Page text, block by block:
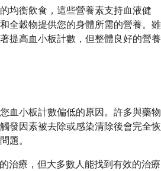
均衡飲食，這些營養素支持血液健
全穀物提供您的身體所需的營養。雖
提高血小板計數，但整體良好的營養
血小板計數偏低的原因。許多與藥物
發因素被去除或感染清除後會完全恢
題。
治療，但大多數人能找到有效的治療